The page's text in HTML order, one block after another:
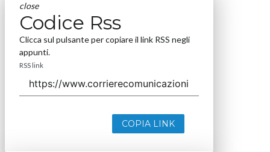
close
Codice Rss
Clicca sul pulsante per copiare il link RSS negli
appunti.
RSS link
COPIA LINK